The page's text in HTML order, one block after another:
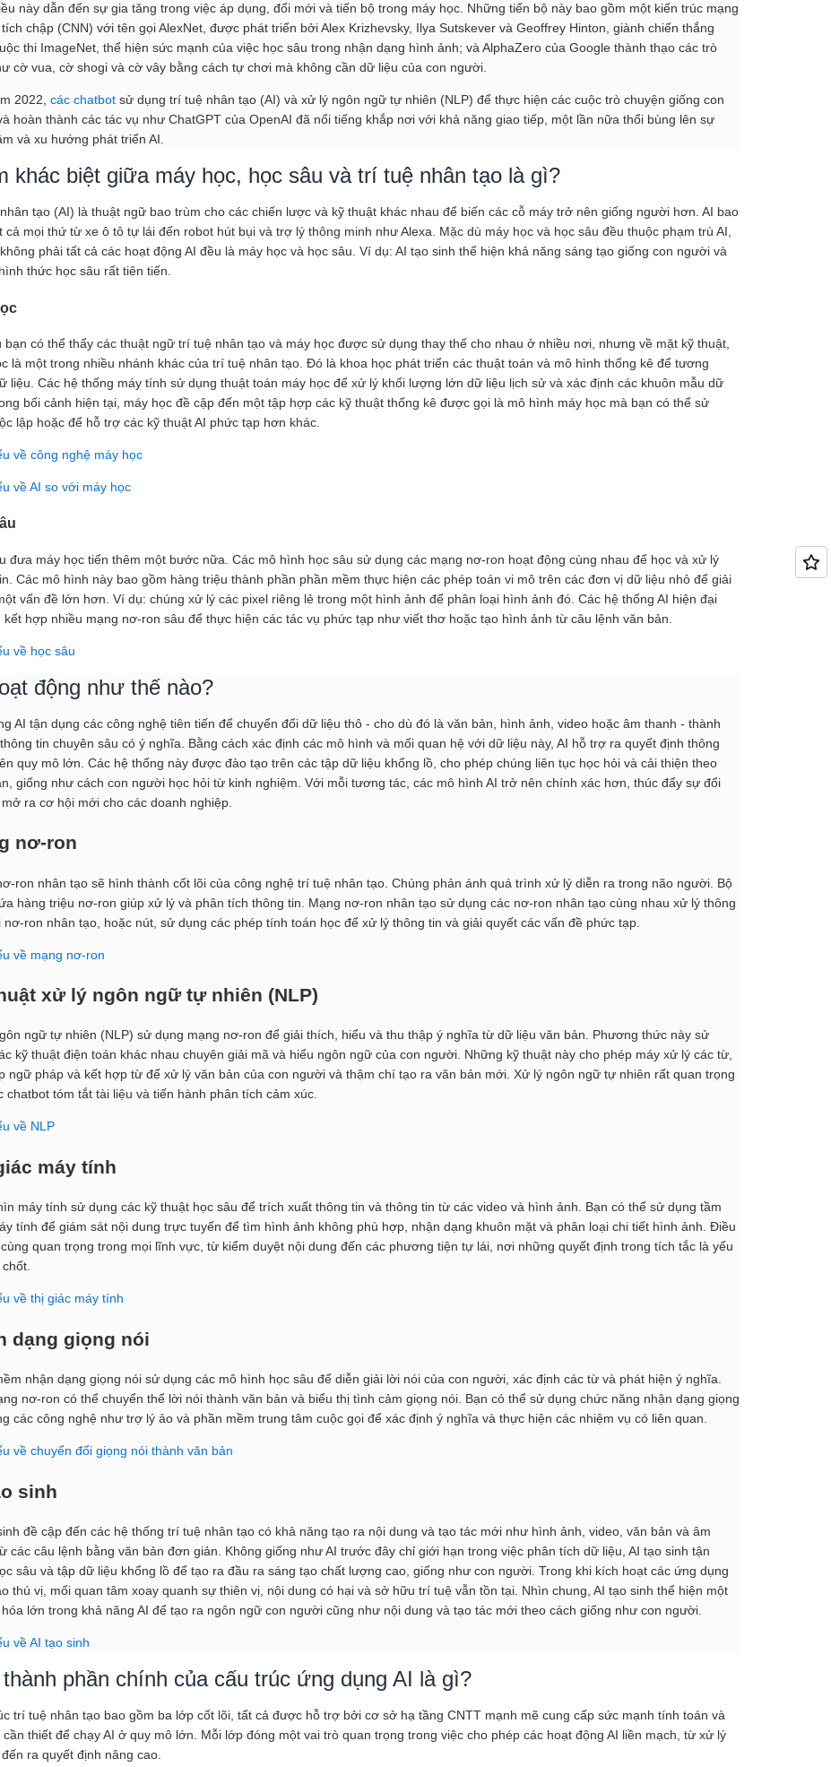
này dẫn đến sự gia tăng trong việc áp dụng, đổi mới và tiến bộ trong máy học. Những tiến bộ này bao gồm một kiến trúc mạng
chập (CNN) với tên gọi AlexNet, được phát triển bởi Alex Krizhevsky, Ilya Sutskever và Geoffrey Hinton, giành chiến thắng
thi ImageNet, thể hiện sức mạnh của việc học sâu trong nhận dạng hình ảnh; và AlphaZero của Google thành thạo các trò
cờ vua, cờ shogi và cờ vây bằng cách tự chơi mà không cần dữ liệu của con người.
2022, các chatbot sử dụng trí tuệ nhân tạo (AI) và xử lý ngôn ngữ tự nhiên (NLP) để thực hiện các cuộc trò chuyện giống con
hoàn thành các tác vụ như ChatGPT của OpenAI đã nổi tiếng khắp nơi với khả năng giao tiếp, một lần nữa thổi bùng lên sự
và xu hướng phát triển AI.
khác biệt giữa máy học, học sâu và trí tuệ nhân tạo là gì?
tạo (AI) là thuật ngữ bao trùm cho các chiến lược và kỹ thuật khác nhau để biến các cỗ máy trở nên giống người hơn. AI bao
cả mọi thứ từ xe ô tô tự lái đến robot hút bụi và trợ lý thông minh như Alexa. Mặc dù máy học và học sâu đều thuộc phạm trù AI,
phải tất cả các hoạt động AI đều là máy học và học sâu. Ví dụ: AI tạo sinh thể hiện khả năng sáng tạo giống con người và
thức học sâu rất tiên tiến.
bạn có thể thấy các thuật ngữ trí tuệ nhân tạo và máy học được sử dụng thay thế cho nhau ở nhiều nơi, nhưng về mặt kỹ thuật,
là một trong nhiều nhánh khác của trí tuệ nhân tạo. Đó là khoa học phát triển các thuật toán và mô hình thống kê để tương
liệu. Các hệ thống máy tính sử dụng thuật toán máy học để xử lý khối lượng lớn dữ liệu lịch sử và xác định các khuôn mẫu dữ
bối cảnh hiện tại, máy học đề cập đến một tập hợp các kỹ thuật thống kê được gọi là mô hình máy học mà bạn có thể sử
lập hoặc để hỗ trợ các kỹ thuật AI phức tạp hơn khác.
về công nghệ máy học
về AI so với máy học
đưa máy học tiến thêm một bước nữa. Các mô hình học sâu sử dụng các mạng nơ-ron hoạt động cùng nhau để học và xử lý
Các mô hình này bao gồm hàng triệu thành phần phần mềm thực hiện các phép toán vi mô trên các đơn vị dữ liệu nhỏ để giải
vấn đề lớn hơn. Ví dụ: chúng xử lý các pixel riêng lẻ trong một hình ảnh để phân loại hình ảnh đó. Các hệ thống AI hiện đại
hợp nhiều mạng nơ-ron sâu để thực hiện các tác vụ phức tạp như viết thơ hoặc tạo hình ảnh từ câu lệnh văn bản.
về học sâu
động như thế nào?
AI tận dụng các công nghệ tiên tiến để chuyển đổi dữ liệu thô - cho dù đó là văn bản, hình ảnh, video hoặc âm thanh - thành
tin chuyên sâu có ý nghĩa. Bằng cách xác định các mô hình và mối quan hệ với dữ liệu này, AI hỗ trợ ra quyết định thông
quy mô lớn. Các hệ thống này được đào tạo trên các tập dữ liệu khổng lồ, cho phép chúng liên tục học hỏi và cải thiện theo
giống như cách con người học hỏi từ kinh nghiệm. Với mỗi tương tác, các mô hình AI trở nên chính xác hơn, thúc đẩy sự đổi
ra cơ hội mới cho các doanh nghiệp.
nơ-ron
ron nhân tạo sẽ hình thành cốt lõi của công nghệ trí tuệ nhân tạo. Chúng phản ánh quá trình xử lý diễn ra trong não người. Bộ
hàng triệu nơ-ron giúp xử lý và phân tích thông tin. Mạng nơ-ron nhân tạo sử dụng các nơ-ron nhân tạo cùng nhau xử lý thông
nơ-ron nhân tạo, hoặc nút, sử dụng các phép tính toán học để xử lý thông tin và giải quyết các vấn đề phức tạp.
về mạng nơ-ron
xử lý ngôn ngữ tự nhiên (NLP)
ngữ tự nhiên (NLP) sử dụng mạng nơ-ron để giải thích, hiểu và thu thập ý nghĩa từ dữ liệu văn bản. Phương thức này sử
kỹ thuật điện toán khác nhau chuyên giải mã và hiểu ngôn ngữ của con người. Những kỹ thuật này cho phép máy xử lý các từ,
ngữ pháp và kết hợp từ để xử lý văn bản của con người và thậm chí tạo ra văn bản mới. Xử lý ngôn ngữ tự nhiên rất quan trọng
chatbot tóm tắt tài liệu và tiến hành phân tích cảm xúc.
về NLP
máy tính
máy tính sử dụng các kỹ thuật học sâu để trích xuất thông tin và thông tin từ các video và hình ảnh. Bạn có thể sử dụng tầm
tính để giám sát nội dung trực tuyến để tìm hình ảnh không phù hợp, nhận dạng khuôn mặt và phân loại chi tiết hình ảnh. Điều
quan trọng trong mọi lĩnh vực, từ kiểm duyệt nội dung đến các phương tiện tự lái, nơi những quyết định trong tích tắc là yếu
về thị giác máy tính
dạng giọng nói
nhận dạng giọng nói sử dụng các mô hình học sâu để diễn giải lời nói của con người, xác định các từ và phát hiện ý nghĩa.
nơ-ron có thể chuyển thể lời nói thành văn bản và biểu thị tình cảm giọng nói. Bạn có thể sử dụng chức năng nhận dạng giọng
các công nghệ như trợ lý ảo và phần mềm trung tâm cuộc gọi để xác định ý nghĩa và thực hiện các nhiệm vụ có liên quan.
về chuyển đổi giọng nói thành văn bản
sinh
đề cập đến các hệ thống trí tuệ nhân tạo có khả năng tạo ra nội dung và tạo tác mới như hình ảnh, video, văn bản và âm
các câu lệnh bằng văn bản đơn giản. Không giống như AI trước đây chỉ giới hạn trong việc phân tích dữ liệu, AI tạo sinh tận
sâu và tập dữ liệu khổng lồ để tạo ra đầu ra sáng tạo chất lượng cao, giống như con người. Trong khi kích hoạt các ứng dụng
thú vị, mối quan tâm xoay quanh sự thiên vị, nội dung có hại và sở hữu trí tuệ vẫn tồn tại. Nhìn chung, AI tạo sinh thể hiện một
lớn trong khả năng AI để tạo ra ngôn ngữ con người cũng như nội dung và tạo tác mới theo cách giống như con người.
về AI tạo sinh
phần chính của cấu trúc ứng dụng AI là gì?
trí tuệ nhân tạo bao gồm ba lớp cốt lõi, tất cả được hỗ trợ bởi cơ sở hạ tầng CNTT mạnh mẽ cung cấp sức mạnh tính toán và
cần thiết để chạy AI ở quy mô lớn. Mỗi lớp đóng một vai trò quan trọng trong việc cho phép các hoạt động AI liền mạch, từ xử lý
ra quyết định nâng cao.